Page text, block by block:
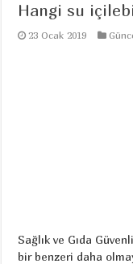
Hangi su
23 Ocak 2019
Sağlık ve Gıda
bir benzeri daha